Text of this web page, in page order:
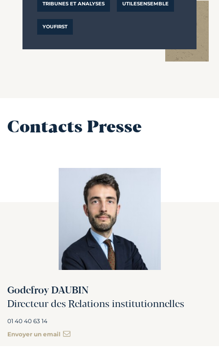
TRIBUNES ET ANALYSES UTILESENSEMBLE
YOUFIRST
Contacts Presse
Godefroy DAUBIN
Directeur des Relations institutionnelles
01 40 40 63 14
Envoyer un email